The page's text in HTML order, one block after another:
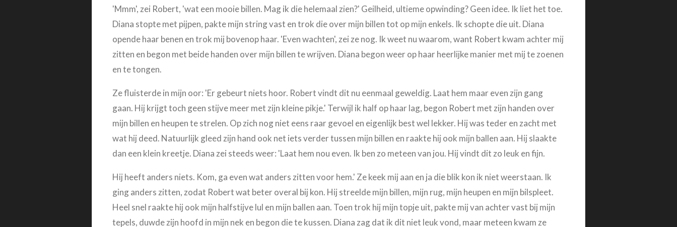
'Mmm', zei Robert, 'wat een mooie billen. Mag ik die helemaal zien?' Geilheid, ultieme opwinding? Geen idee. Ik liet het toe.
Diana stopte met pijpen, pakte mijn string vast en trok die over mijn billen tot op mijn enkels. Ik schopte die uit. Diana
opende haar benen en trok mij bovenop haar. 'Even wachten', zei ze nog. Ik weet nu waarom, want Robert kwam achter mij
zitten en begon met beide handen over mijn billen te wrijven. Diana begon weer op haar heerlijke manier met mij te zoenen
en te tongen.
Ze fluisterde in mijn oor: 'Er gebeurt niets hoor. Robert vindt dit nu eenmaal geweldig. Laat hem maar even zijn gang
gaan. Hij krijgt toch geen stijve meer met zijn kleine pikje.' Terwijl ik half op haar lag, begon Robert met zijn handen over
mijn billen en heupen te strelen. Op zich nog niet eens raar gevoel en eigenlijk best wel lekker. Hij was teder en zacht met
wat hij deed. Natuurlijk gleed zijn hand ook net iets verder tussen mijn billen en raakte hij ook mijn ballen aan. Hij slaakte
dan een klein kreetje. Diana zei steeds weer: 'Laat hem nou even. Ik ben zo meteen van jou. Hij vindt dit zo leuk en fijn.
Hij heeft anders niets. Kom, ga even wat anders zitten voor hem.' Ze keek mij aan en ja die blik kon ik niet weerstaan. Ik
ging anders zitten, zodat Robert wat beter overal bij kon. Hij streelde mijn billen, mijn rug, mijn heupen en mijn bilspleet.
Heel snel raakte hij ook mijn halfstijve lul en mijn ballen aan. Toen trok hij mijn topje uit, pakte mij van achter vast bij mijn
tepels, duwde zijn hoofd in mijn nek en begon die te kussen. Diana zag dat ik dit niet leuk vond, maar meteen kwam ze